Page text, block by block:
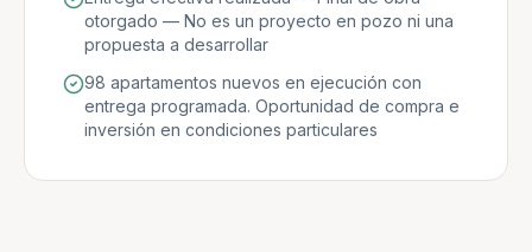
otorgado — No es un proyecto en pozo ni una
propuesta a desarrollar
98 apartamentos nuevos en ejecución con
entrega programada. Oportunidad de compra e
inversión en condiciones particulares